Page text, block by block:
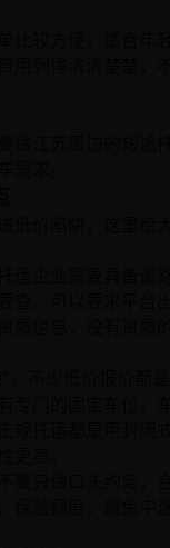
比较方便，适合年
用列得清清楚楚，
做江苏周边的短途
需求。
低价陷阱，这里给
运企业需要具备道
查，可以要求平台
质信息，没有资质
专门的固定车位，
规托运都是用封闭
更高。
保险额度，避免中